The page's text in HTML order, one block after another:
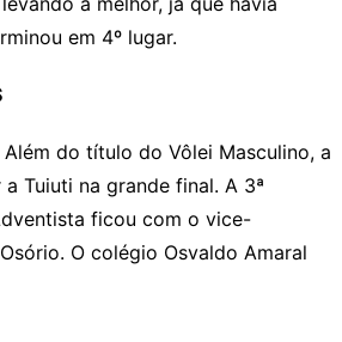
em 4º lugar.
do título do Vôlei Masculino, a
Tuiuti na grande final. A 3ª
ficou com o vice-
O colégio Osvaldo Amaral